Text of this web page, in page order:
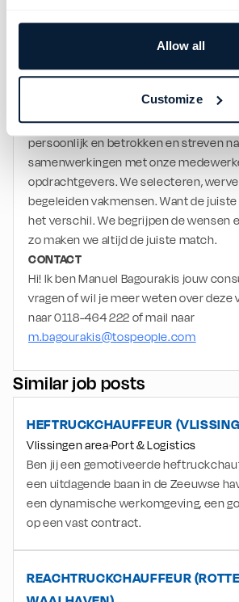
Allow all
Customize
ontwikkeling, veiligheid én
WIE ZIJN WIJ?
de kades van Rotterdam en
havens en logistiek van Zuid-West
persoonlijk en betrokken en streven
samenwerkingen met onze
opdrachtgevers. We selecteren,
begeleiden vakmensen. Want de
het verschil. We begrijpen de wensen
zo maken we altijd de juiste match.
CONTACT
Hi! Ik ben Manuel Bagourakis jouw
vragen of wil je meer weten over deze
naar 0118-464 222 of mail naar
m.bagourakis@tospeople.com
Similar job posts
HEFTRUCKCHAUFFEUR
Vlissingen areaPort & Logistics
Ben jij een gemotiveerde
een uitdagende baan in de Zeeuwse
een dynamische werkomgeving, een
op een vast contract.
REACHTRUCKCHAUFFEUR